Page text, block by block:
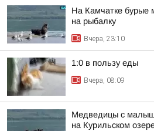
На Камчатке бурые
на рыбалку
Вчера, 23:10
1:0 в пользу еды
Вчера, 08:09
Медведицы с
на Курильском